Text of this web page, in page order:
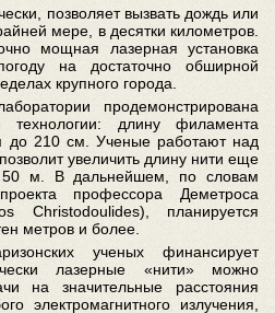
позволяет вызвать дождь или
мере, в десятки километров.
мощная лазерная установка
на достаточно обширной
крупного города.
продемонстрирована
технологии: длину филамента
до 210 см. Ученые работают над
увеличить длину нити еще
м. В дальнейшем, по словам
профессора Деметроса
Christodoulides), планируется
метров и более.
ученых финансирует
лазерные «нити» можно
на значительные расстояния
электромагнитного излучения,